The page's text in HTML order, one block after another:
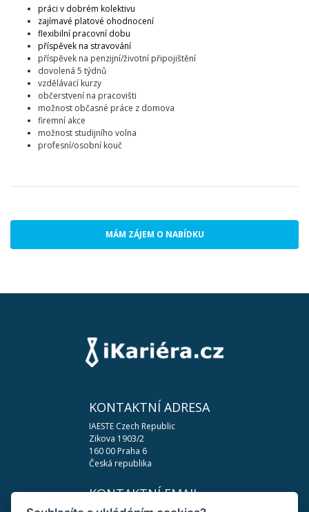
práci v dobrém kolektivu
zajímavé platové ohodnocení
flexibilní pracovní dobu
příspěvek na stravování
příspěvek na penzijní/životní připojištění
dovolená 5 týdnů
vzdělávací kurzy
občerstvení na pracovišti
možnost občasné práce z domova
firemní akce
možnost studijního volna
profesní/osobní kouč
MÁM ZÁJEM O NABÍDKU
KONTAKTNÍ ADRESA
IAESTE Czech Republic
Zikova 1903/2
160 00 Praha 6
Česká republika
KONTAKTNÍ EMAIL